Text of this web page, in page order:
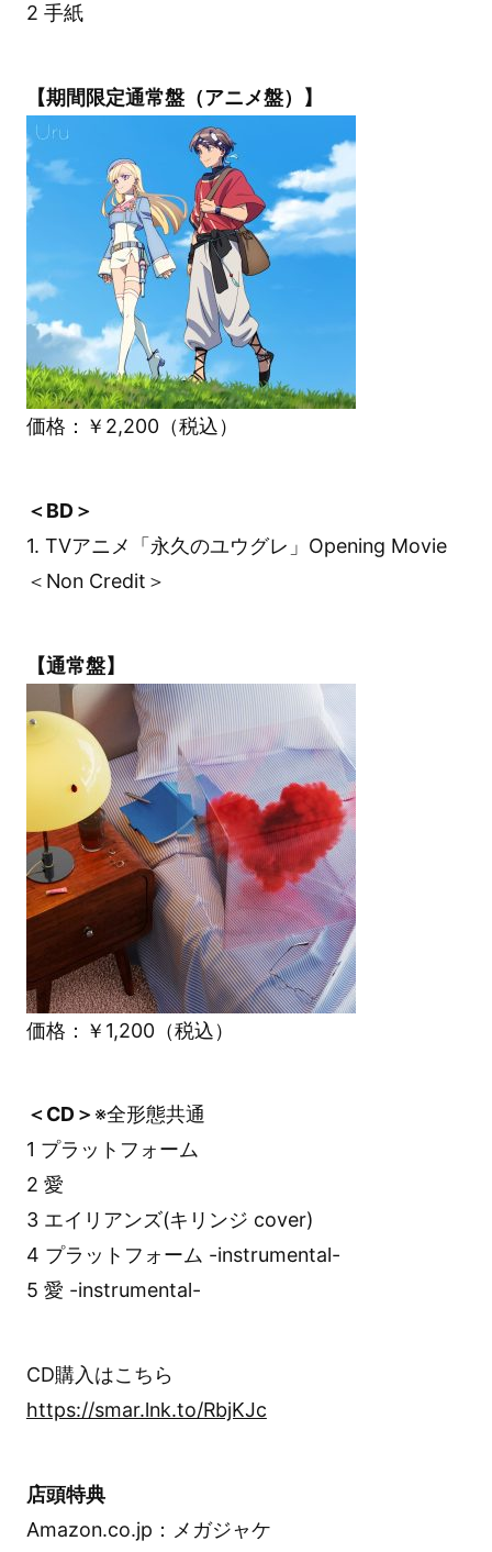
2 手紙
【期間限定通常盤（アニメ盤）】
価格：￥2,200（税込）
＜BD＞
1. TVアニメ「永久のユウグレ」Opening Movie
＜Non Credit＞
【通常盤】
価格：￥1,200（税込）
＜CD＞※全形態共通
1 プラットフォーム
2 愛
3 エイリアンズ(キリンジ cover)
4 プラットフォーム -instrumental-
5 愛 -instrumental-
CD購入はこちら
https://smar.lnk.to/RbjKJc
店頭特典
Amazon.co.jp：メガジャケ